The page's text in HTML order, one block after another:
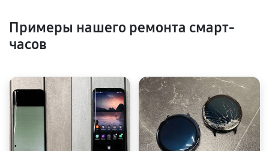
Примеры нашего ремонта смарт-
часов